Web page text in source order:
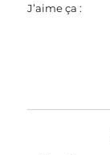
J’aime ça :